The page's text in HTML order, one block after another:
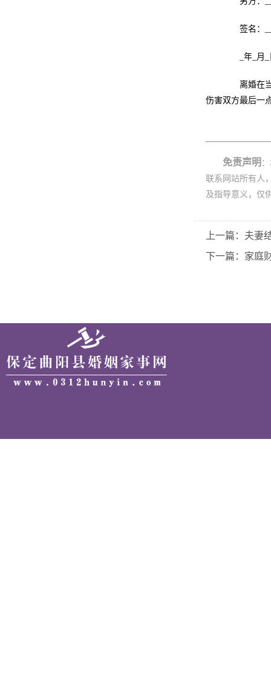
签名：
_年_月_
离婚在当
伤害双方最后一
免责声明
联系网站所有人
及指导意义，仅
上一篇：夫妻
下一篇：家庭